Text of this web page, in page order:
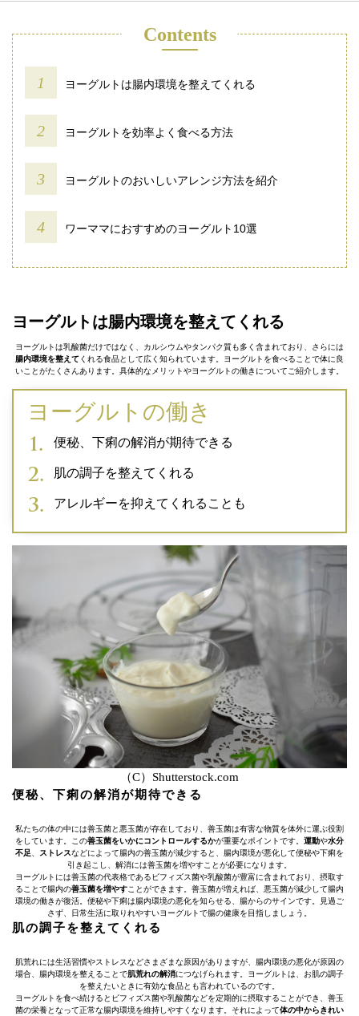
Contents
ヨーグルトは腸内環境を整えてくれる
ヨーグルトを効率よく食べる方法
ヨーグルトのおいしいアレンジ方法を紹介
ワーママにおすすめのヨーグルト10選
ヨーグルトは腸内環境を整えてくれる
ヨーグルトは乳酸菌だけではなく、カルシウムやタンパク質も多く含まれており、さらには
腸内環境を整えてくれる食品として広く知られています。ヨーグルトを食べることで体に良
いことがたくさんあります。具体的なメリットやヨーグルトの働きについてご紹介します。
ヨーグルトの働き
便秘、下痢の解消が期待できる
肌の調子を整えてくれる
アレルギーを抑えてくれることも
（C）Shutterstock.com
便秘、下痢の解消が期待できる
私たちの体の中には善玉菌と悪玉菌が存在しており、善玉菌は有害な物質を体外に運ぶ役割
をしています。この善玉菌をいかにコントロールするかが重要なポイントです。 運動や水分
不足
ストレスなどによって腸内の善玉菌が減少すると、腸内環境が悪化して便秘や下痢を
引き起こし、解消には善玉菌を増やすことが必要になります。
ヨーグルトには善玉菌の代表格であるビフィズス菌や乳酸菌が豊富に含まれており、摂取す
ることで腸内の善玉菌を増やすことができます。善玉菌が増えれば、悪玉菌が減少して腸内
環境の働きが復活。便秘や下痢は腸内環境の悪化を知らせる、腸からのサインです。見過ご
さず、日常生活に取りれやすいヨーグルトで腸の健康を目指しましょう。
肌の調子を整えてくれる
肌荒れには生活習慣やストレスなどさまざまな原因がありますが、腸内環境の悪化が原因の
場合、腸内環境を整えることで肌荒れの解消につなげられます。ヨーグルトは、お肌の調子
を整えたいときに有効な食品とも言われているのです。
ヨーグルトを食べ続けるとビフィズス菌や乳酸菌などを定期的に摂取することができ、善玉
菌の栄養となって正常な腸内環境を維持しやすくなります。それによって体の中からきれい